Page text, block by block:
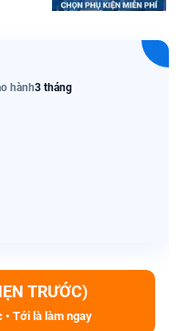
hành3 tháng
TRƯỚC)
• Tới là làm ngay